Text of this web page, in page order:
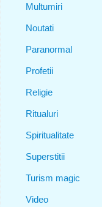
Multumiri
Noutati
Paranormal
Profetii
Religie
Ritualuri
Spiritualitate
Superstitii
Turism magic
Video